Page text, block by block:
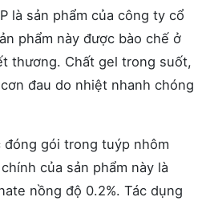
là sản phẩm của công ty cổ
phẩm này được bào chế ở
thương. Chất gel trong suốt,
đau do nhiệt nhanh chóng
đóng gói trong tuýp nhôm
của sản phẩm này là
nồng độ 0.2%. Tác dụng